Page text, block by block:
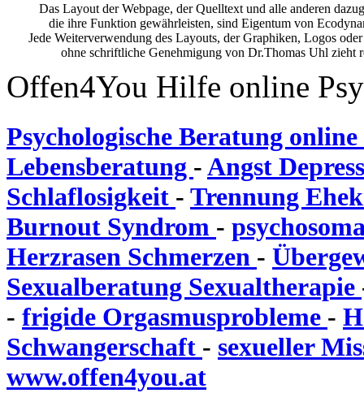
Das Layout der Webpage, der Quelltext und alle anderen
die ihre Funktion gewährleisten, sind Eigentum von
Jede Weiterverwendung des Layouts, der Graphiken, Logos
ohne schriftliche Genehmigung von Dr.Thomas Uhl zieht
Offen4You Hilfe online
Psychologische Beratung online
Lebensberatung -Angst
Schlaflosigkeit - Trennung
Burnout Syndrom -
Herzrasen Schmerzen -
Sexualberatung Sexualtherapie
- frigide Orgasmusprobleme -
Schwangerschaft - sexueller
www.offen4you.at